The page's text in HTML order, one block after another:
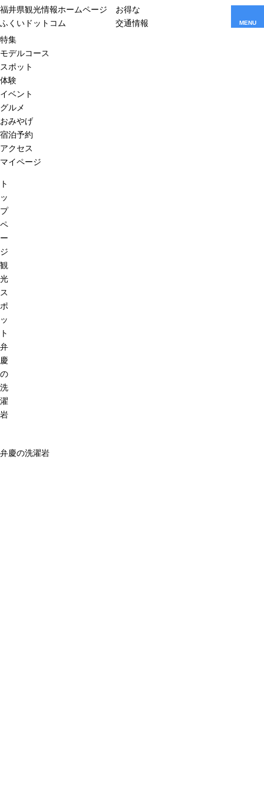
福井県観光情報ホームページ
ふくいドットコム
お得な
交通情報
MENU
特集
モデルコース
スポット
体験
イベント
グルメ
おみやげ
宿泊予約
アクセス
マイページ
ト
ッ
プ
ペ
ー
ジ
観
光
ス
ポ
ッ
ト
弁
慶
の
洗
濯
岩
弁慶の洗濯岩